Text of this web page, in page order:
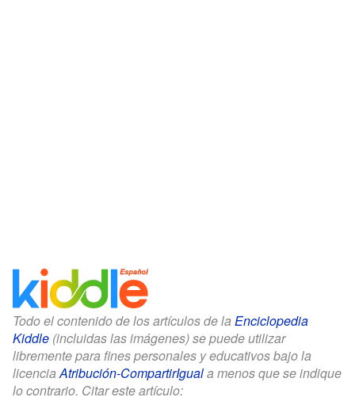
Todo el contenido de los artículos de la Enciclopedia
Kiddle (incluidas las imágenes) se puede utilizar
libremente para fines personales y educativos bajo la
licenciaAtribución-CompartirIguala menos que se indique
lo contrario. Citar este artículo: